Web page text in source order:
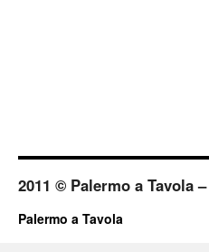
2011 © Palermo a Tavola
Palermo a Tavola